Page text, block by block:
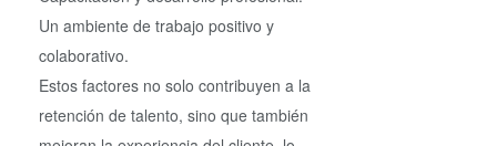
Un ambiente de trabajo positivo y
colaborativo.
Estos factores no solo contribuyen a la
retención de talento, sino que también